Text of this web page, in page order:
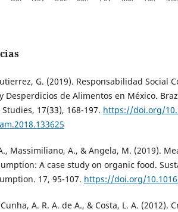
G. (2019). Responsabilidad Social
Desperdicios de Alimentos en México.
17(33), 168-197. https://doi.org/
Massimiliano, A., & Angela, M. (2019).
A case study on organic food.
17, 95-107. https://doi.org/
A. R. A. de A., & Costa, L. A. (2012).